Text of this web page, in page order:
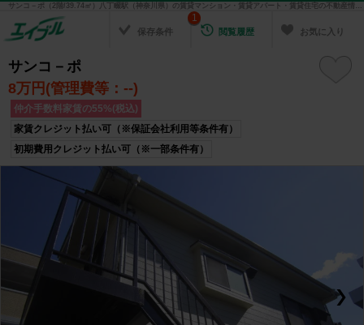
サンコ－ポ（2階/39.74㎡）八丁畷駅（神奈川県）の賃貸マンション・賃貸アパート・賃貸住宅の不動産情報を検索！ 不動産賃貸の物件探しは、お部屋探しのエイブル
保存条件 閲覧履歴
1
お気に入り
サンコ－ポ
8万円(管理費等：--)
仲介手数料家賃の55%(税込)
家賃クレジット払い可（※保証会社利用等条件有）
初期費用クレジット払い可（※一部条件有）